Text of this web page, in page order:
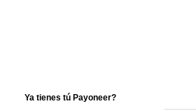
Ya tienes tú Payoneer?